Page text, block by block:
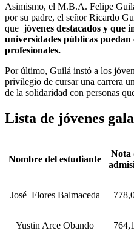
Asimismo, el M.B.A. Felipe
por su padre, el señor Ricardo
que jóvenes destacados y que
universidades públicas
profesionales.
Por último, Guilá instó a los
privilegio de cursar una carrera
de la solidaridad con personas
Lista de jóvenes
Nombre del estudiante
Nota
José Flores Balmaceda
Yustin Arce Obando